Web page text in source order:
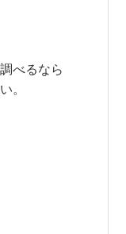
べるなら
。